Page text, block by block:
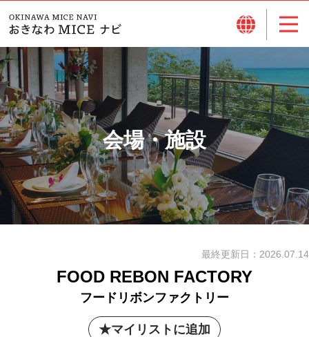
会場・施設
最終更新日： 2026.07.14
FOOD REBON FACTORY
フードリボンファクトリー
マイリストに追加